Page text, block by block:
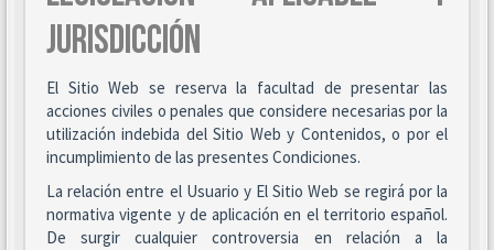
JURISDICCIÓN
El Sitio Web se reserva la facultad de presentar las
acciones civiles o penales que considere necesarias por la
utilización indebida del Sitio Web y Contenidos, o por el
incumplimiento de las presentes Condiciones.
La relación entre el Usuario y El Sitio Web se regirá por la
normativa vigente y de aplicación en el territorio español.
De surgir cualquier controversia en relación a la